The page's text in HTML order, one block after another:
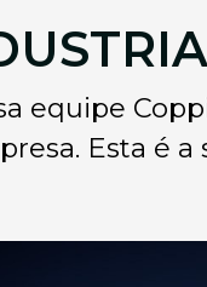
equipe
Esta é a